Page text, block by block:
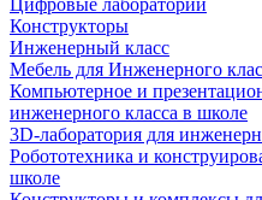
Цифровые лаборатории
Конструкторы
Инженерный класс
Мебель для Инженерного
Компьютерное и
инженерного класса в школе
3D-лаборатория для
Робототехника и
школе